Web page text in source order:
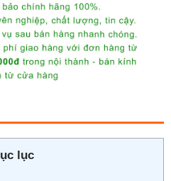
lục